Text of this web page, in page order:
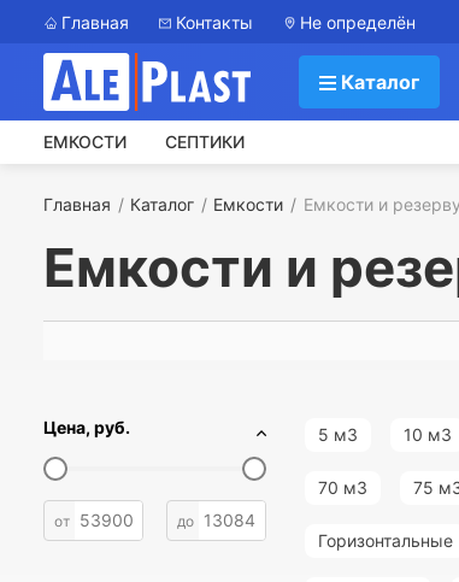
Главная Контакты Не определён
Каталог
ЕМКОСТИ СЕПТИКИ
Главная Каталог Емкости Емкости и
Емкости и
Цена, руб.
от до
5 м3 10 м3
70 м3 75
Горизонтальные